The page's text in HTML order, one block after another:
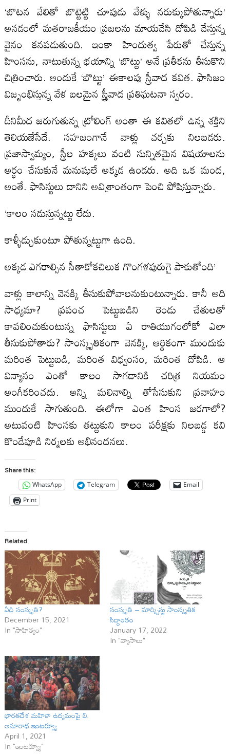
‘బొటన వేలితో బొట్టెట్టి చూపుడు వేళ్ళు నరుక్కుపోతున్నారు’
అనడంలో మతరాజకీయం ప్రజలను మాయచేసి దోపిడి చేస్తున్న
వైనం కనపడుతుంది. ఇంకా హిందుత్వ పేరుతో చేస్తున్న
హింసను, నాటుతున్న భయాన్ని ‘బొట్టు’ అనే ప్రతీకను తీసుకొని
చిత్రించారు. అందుకే ‘బొట్టు’ ఈకాలపు స్త్రీవాద కవిత. ఫాసిజం
విజృంభిస్తున్న వేళ బలమైన స్త్రీవాద ప్రతిఘటనా స్వరం.
దీనిమీద జరుగుతున్న ట్రోలింగ్‌ అంతా ఈ కవితలో ఉన్న శక్తిని
తెలియజేసేదే. సహజంగానే వాళ్లు చర్చకు నిలబడరు.
ప్రజాస్వామ్యం, స్త్రీల హక్కలు వంటి సున్నితమైన విషయాలను
అర్థం చేసుకునే మనుషులే అక్కడ ఉండరు. అది ఒక మంద,
అంతే. ఫాసిస్టులు దానిని అవిశ్రాంతంగా పెంచి పోషిస్తున్నారు.
‘కాలం నడుస్తున్నట్టు లేదు.
కాళ్ళీడ్చుకుంటూ పోతున్నట్టుగా ఉంది.
అక్కడ ఎగరాల్సిన సీతాకోకచిలుక గొంగళపురుగై పాకుతోంది’
వాళ్లు కాలాన్ని వెనక్కి తీసుకుపోవాలనుకుంటున్నారు. కానీ అది
సాధ్యమా? ప్రపంచ పెట్టుబడిని రెండు చేతులతో
కావలించుకుంటున్న ఫాసిస్టులు ఏ రాతియుగంలోకో ఎలా
తీసుకుపోతారు? సాంస్కృతికంగా వెనక్కి, ఆర్థికంగా ముందుకు
మరింత పెట్టుబడి, మరింత విధ్వంసం, మరింత దోపిడి. ఆ
విన్యాసం ఎంతో కాలం సాగడానికి చరిత్ర నియమం
అంగీకరించదు. అన్ని మలినాల్ని తోసేసుకుని ప్రవాహం
ముందుకే సాగుతుంది. ఈలోగా ఎంత హింస జరగాలో?
అటువంటి హింసకు తట్టుకుని కాలం పరీక్షకు నిలబడ్డ కవి
కొండేపూడి నిర్మలకు అభినందనలు.
Share this:
WhatsApp Telegram
Email
Print
Related
ఏది సంస్కృతి?
December 15, 2021
In "సాహిత్యం"
సంస్కృతి – మార్క్సిస్టు సాంస్కృతిక
సిద్ధాంతం
January 17, 2022
In "వ్యాసాలు"
భారతదేశ మహిళా ఉద్యమంపై బి.
అనూరాధ ఇంటర్వ్యూ
April 1, 2021
In "ఇంటర్వ్యూ"